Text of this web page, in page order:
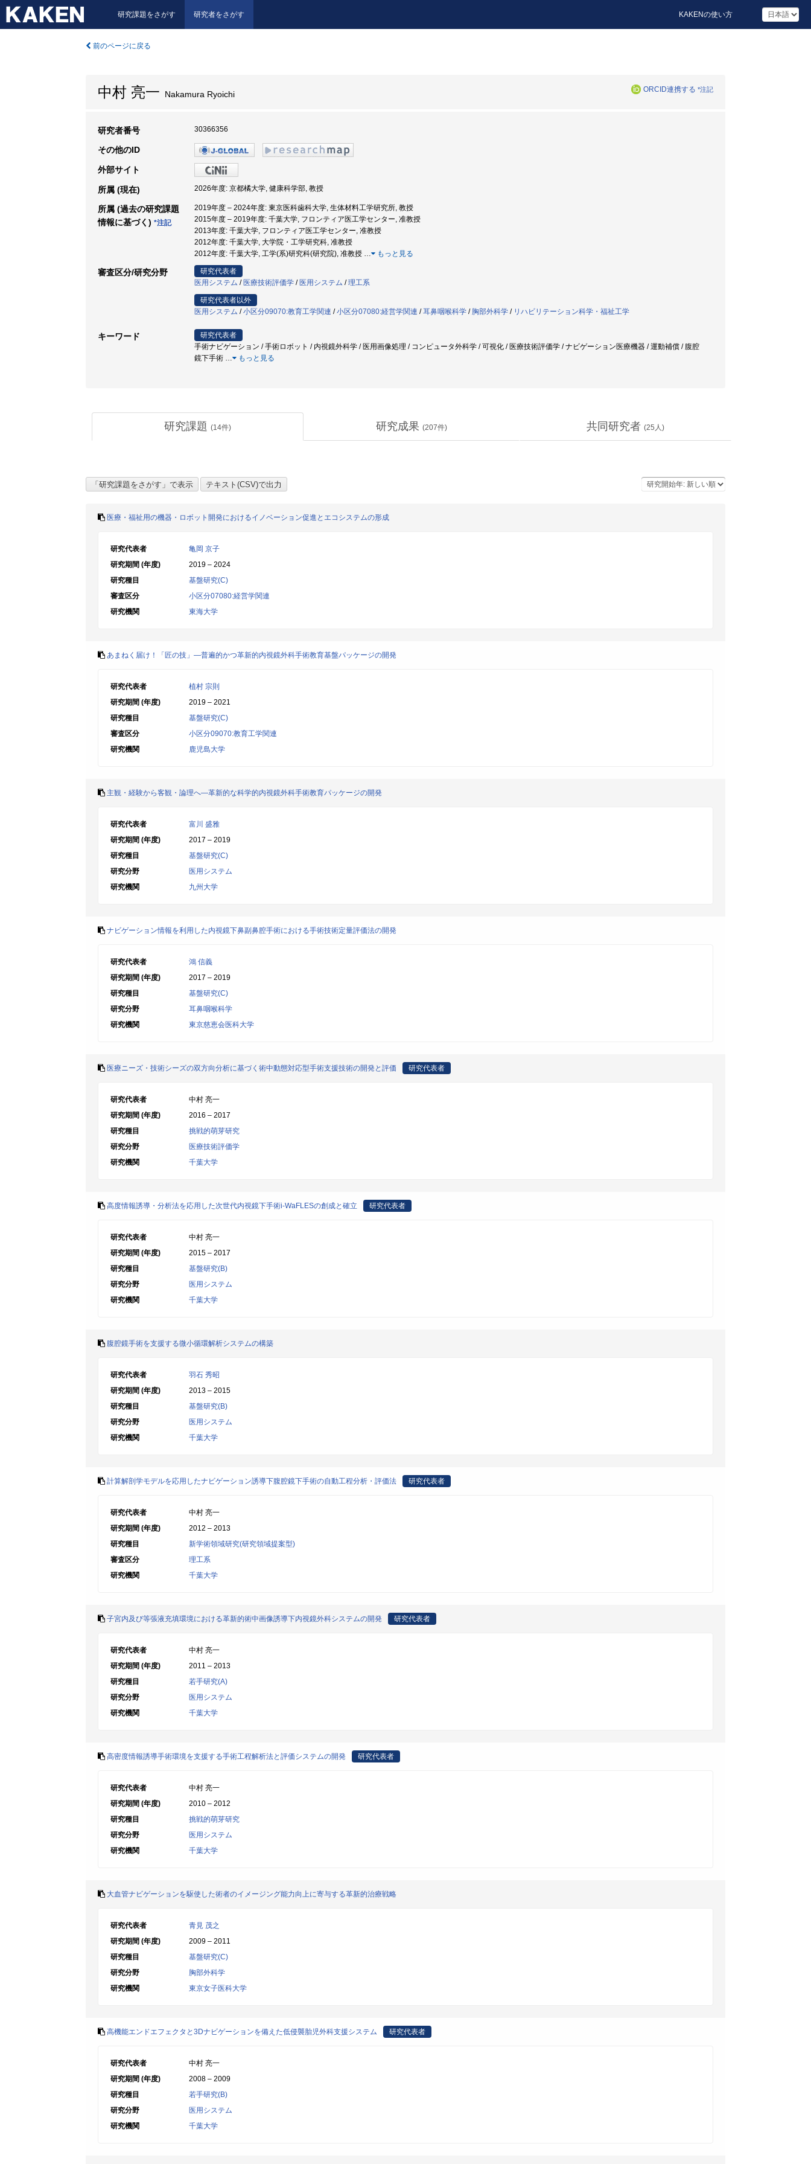
研究課題をさがす 研究者をさがす KAKENの使い方
前のページに戻る
中村 亮一 Nakamura Ryoichi ORCID連携する *注記
研究者番号 30366356
その他のID
外部サイト
所属 (現在) 2026年度: 京都橘大学, 健康科学部, 教授
所属 (過去の研究課題
情報に基づく) *注記
2019年度 – 2024年度: 東京医科歯科大学, 生体材料工学研究所, 教授
2015年度 – 2019年度: 千葉大学, フロンティア医工学センター, 准教授
2013年度: 千葉大学, フロンティア医工学センター, 准教授
2012年度: 千葉大学, 大学院・工学研究科, 准教授
2012年度: 千葉大学, 工学(系)研究科(研究院), 准教授 … もっと見る
審査区分/研究分野
研究代表者
医用システム / 医療技術評価学 / 医用システム /理工系
研究代表者以外
医用システム /小区分09070:教育工学関連 /小区分07080:経営学関連 /耳鼻咽喉科学 / 胸部外科学 / リハビリテーション科学・福祉工学
キーワード
研究代表者
手術ナビゲーション / 手術ロボット / 内視鏡外科学 / 医用画像処理 / コンピュータ外科学 / 可視化 / 医療技術評価学 / ナビゲーション医療機器 / 運動補償 / 腹腔
鏡下手術 … もっと見る
研究課題 (14件) 研究成果 (207件) 共同研究者 (25 人)
医療・福祉用の機器・ロボット開発におけるイノベーション促進とエコシステムの形成
研究代表者
亀岡 京子
研究期間 (年度)
2019 – 2024
研究種目
基盤研究(C)
審査区分
小区分07080:経営学関連
研究機関
東海大学
あまねく届け！「匠の技」―普遍的かつ革新的内視鏡外科手術教育基盤パッケージの開発
研究代表者
植村 宗則
研究期間 (年度)
2019 – 2021
研究種目
基盤研究(C)
審査区分
小区分09070:教育工学関連
研究機関
鹿児島大学
主観・経験から客観・論理へ―革新的な科学的内視鏡外科手術教育パッケージの開発
研究代表者
富川 盛雅
研究期間 (年度)
2017 – 2019
研究種目
基盤研究(C)
研究分野
医用システム
研究機関
九州大学
ナビゲーション情報を利用した内視鏡下鼻副鼻腔手術における手術技術定量評価法の開発
研究代表者
鴻 信義
研究期間 (年度)
2017 – 2019
研究種目
基盤研究(C)
研究分野
耳鼻咽喉科学
研究機関
東京慈恵会医科大学
医療ニーズ・技術シーズの双方向分析に基づく術中動態対応型手術支援技術の開発と評価 研究代表者
研究代表者
中村 亮一
研究期間 (年度)
2016 – 2017
研究種目
挑戦的萌芽研究
研究分野
医療技術評価学
研究機関
千葉大学
高度情報誘導・分析法を応用した次世代内視鏡下手術i-WaFLESの創成と確立 研究代表者
研究代表者
中村 亮一
研究期間 (年度)
2015 – 2017
研究種目
基盤研究(B)
研究分野
医用システム
研究機関
千葉大学
腹腔鏡手術を支援する微小循環解析システムの構築
研究代表者
羽石 秀昭
研究期間 (年度)
2013 – 2015
研究種目
基盤研究(B)
研究分野
医用システム
研究機関
千葉大学
計算解剖学モデルを応用したナビゲーション誘導下腹腔鏡下手術の自動工程分析・評価法 研究代表者
研究代表者
中村 亮一
研究期間 (年度)
2012 – 2013
研究種目
新学術領域研究(研究領域提案型)
審査区分
理工系
研究機関
千葉大学
子宮内及び等張液充填環境における革新的術中画像誘導下内視鏡外科システムの開発 研究代表者
研究代表者
中村 亮一
研究期間 (年度)
2011 – 2013
研究種目
若手研究(A)
研究分野
医用システム
研究機関
千葉大学
高密度情報誘導手術環境を支援する手術工程解析法と評価システムの開発 研究代表者
研究代表者
中村 亮一
研究期間 (年度)
2010 – 2012
研究種目
挑戦的萌芽研究
研究分野
医用システム
研究機関
千葉大学
大血管ナビゲーションを駆使した術者のイメージング能力向上に寄与する革新的治療戦略
研究代表者
青見 茂之
研究期間 (年度)
2009 – 2011
研究種目
基盤研究(C)
研究分野
胸部外科学
研究機関
東京女子医科大学
高機能エンドエフェクタと3Dナビゲーションを備えた低侵襲胎児外科支援システム 研究代表者
研究代表者
中村 亮一
研究期間 (年度)
2008 – 2009
研究種目
若手研究(B)
研究分野
医用システム
研究機関
千葉大学